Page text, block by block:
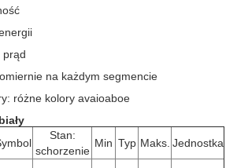
prąd
na każdym segmencie
różne kolory avaioaboe
Stan:
schorzenie
Min Typ Maks. Jednostka